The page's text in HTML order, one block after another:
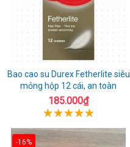
Bao cao su Durex Fetherlite siêu
mỏng hộp 12 cái, an toàn
185.000₫
-16%